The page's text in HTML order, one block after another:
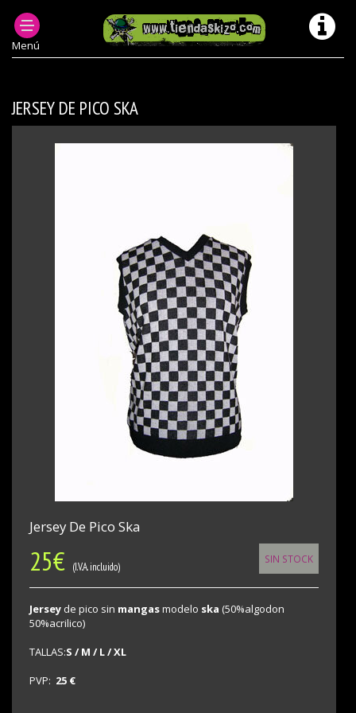
Menú
PRODUCTOS DESCATALOGADOS
JERSEIS CHAQUETAS MODELOS ANTERIORES/ DESCATALOGADOS
JERSEY DE PICO SKA
Jersey De Pico Ska
25€ (I.V.A. incluido)
SIN STOCK
Jersey de pico sin mangasmodelo ska (50%algodon
50%acrilico)
TALLAS:S / M / L / XL
PVP: 25 €